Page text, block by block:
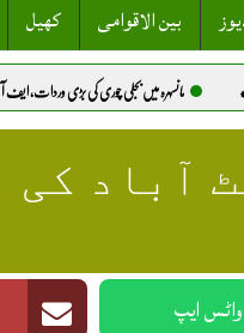
بین الاقوامی کھیل
بڑی وردات، ایف آئی اے کا چھاپہ. خیرپور:
آباد کی
واٹس ایپ